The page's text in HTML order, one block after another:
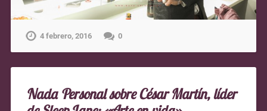
4 febrero, 2016 0
Nada Personal sobre César Martín, líder